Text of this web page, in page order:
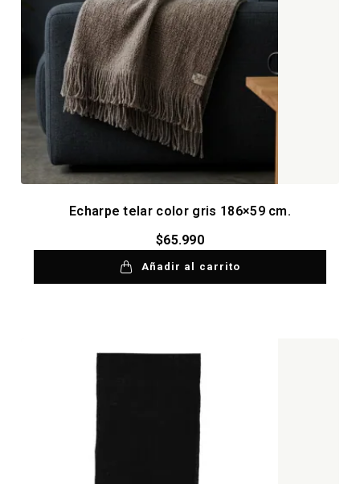
Echarpe telar color gris 186×59 cm.
$65.990
Añadir al carrito